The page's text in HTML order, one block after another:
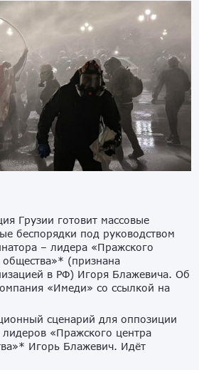
Грузии готовит массовые
беспорядки под руководством
– лидера «Пражского
общества»* (признана
в РФ) Игоря Блажевича. Об
«Имеди» со ссылкой на
сценарий для оппозиции
«Пражского центра
Игорь Блажевич. Идёт